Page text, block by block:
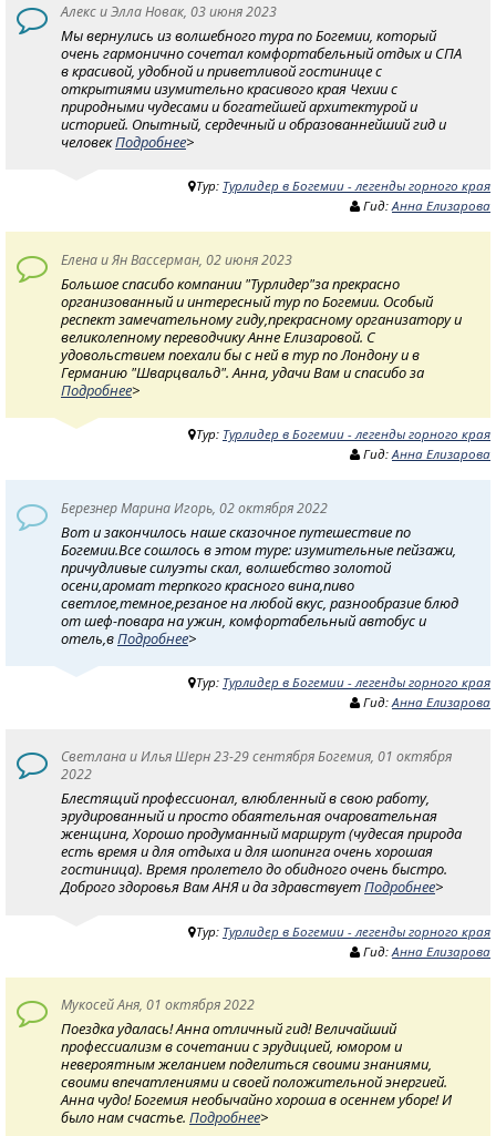
Алекс и Элла Новак, 03 июня 2023
Мы вернулись из волшебного тура по Богемии, который
очень гармонично сочетал комфортабельный отдых и СПА
в красивой, удобной и приветливой гостинице с
открытиями изумительно красивого края Чехии с
природными чудесами и богатейшей архитектурой и
историей. Опытный, сердечный и образованнейший гид и
человекПодробнее>
Тур: Турлидер в Богемии - легенды горного края
Гид:Анна Елизарова
Елена и Ян Вассерман, 02 июня 2023
Большое спасибо компании "Турлидер"за прекрасно
организованный и интересный тур по Богемии. Особый
респект замечательному гиду,прекрасному организатору и
великолепному переводчику Анне Елизаровой. С
удовольствием поехали бы с ней в тур по Лондону и в
Германию "Шварцвальд". Анна, удачи Вам и спасибо за
Подробнее>
Тур: Турлидер в Богемии - легенды горного края
Гид:Анна Елизарова
Березнер Марина Игорь, 02 октября 2022
Вот и закончилось наше сказочное путешествие по
Богемии.Все сошлось в этом туре: изумительные пейзажи,
причудливые силуэты скал, волшебство золотой
осени,аромат терпкого красного вина,пиво
светлое,темное,резаное на любой вкус, разнообразие блюд
от шеф-повара на ужин, комфортабельный автобус и
отель,вПодробнее>
Тур: Турлидер в Богемии - легенды горного края
Гид:Анна Елизарова
Светлана и Илья Шерн 23-29 сентября Богемия, 01 октября
2022
Блестящий профессионал, влюбленный в свою работу,
эрудированный и просто обаятельная очаровательная
женщина, Хорошо продуманный маршрут (чудесая природа
есть время и для отдыха и для шопинга очень хорошая
гостиница). Время пролетело до обидного очень быстро.
Доброго здоровья Вам АНЯ и да здравствуетПодробнее>
Тур: Турлидер в Богемии - легенды горного края
Гид: Анна Елизарова
Мукосей Аня, 01 октября 2022
Поездка удалась! Анна отличный гид! Величайший
профессиализм в сочетании с эрудицией, юмором и
невероятным желанием поделиться своими знаниями,
своими впечатлениями и своей положительной энергией.
Анна чудо! Богемия необычайно хороша в осеннем уборе! И
было нам счастье. Подробнее>